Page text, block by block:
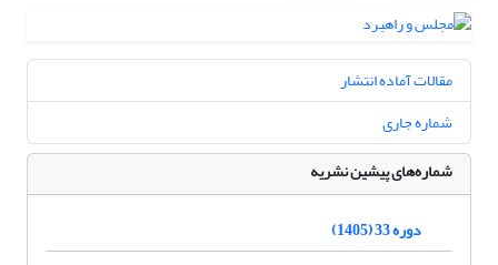
مقالات آماده انتشار
شماره جاری
شماره‌های پیشین نشریه
دوره 33 (1405)